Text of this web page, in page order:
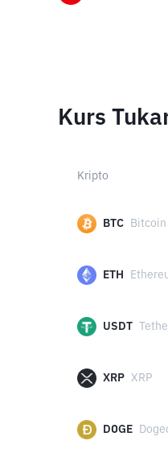
Kurs
Kripto
BTC Bitcoin
ETH
USDT
XRP XRP
DOGE